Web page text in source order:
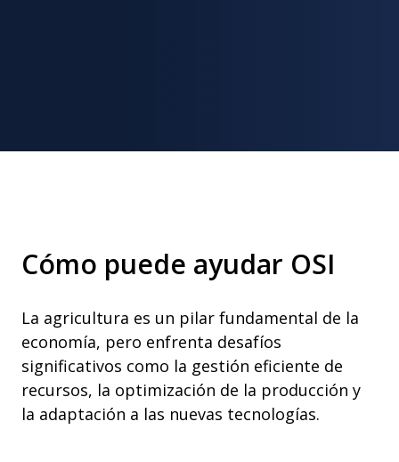
Cómo puede ayudar OSI
La agricultura es un pilar fundamental de la
economía, pero enfrenta desafíos
significativos como la gestión eficiente de
recursos, la optimización de la producción y
la adaptación a las nuevas tecnologías.